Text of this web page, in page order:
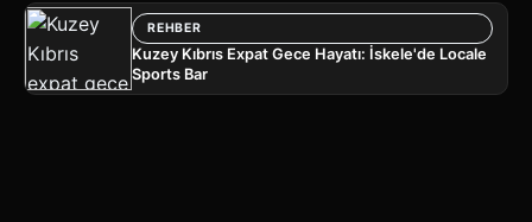
REHBER
Kuzey Kıbrıs Expat Gece Hayatı: İskele'de Locale
Sports Bar